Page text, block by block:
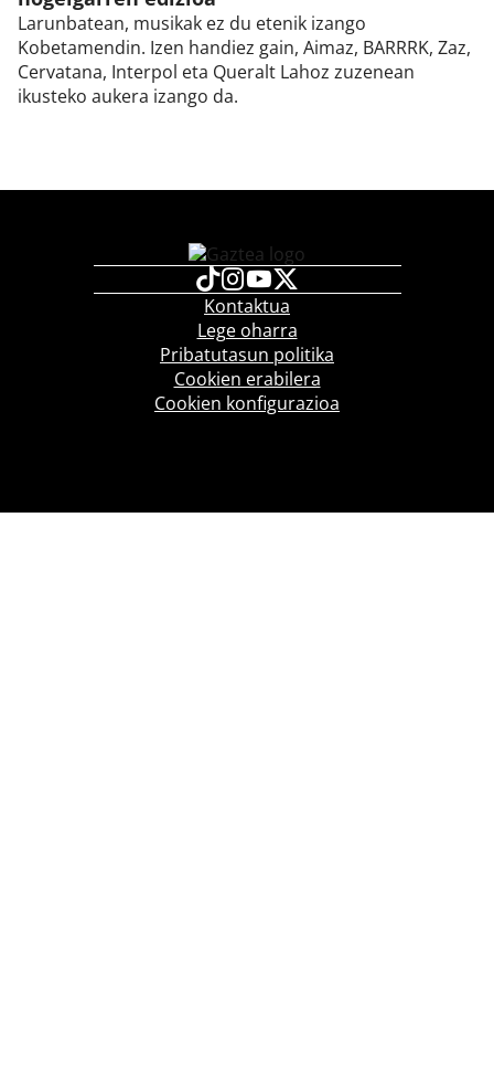
Larunbatean, musikak ez du etenik izango
Kobetamendin. Izen handiez gain, Aimaz, BARRRK, Zaz,
Cervatana, Interpol eta Queralt Lahoz zuzenean
ikusteko aukera izango da.
Kontaktua
Lege oharra
Pribatutasun politika
Cookien erabilera
Cookien konfigurazioa